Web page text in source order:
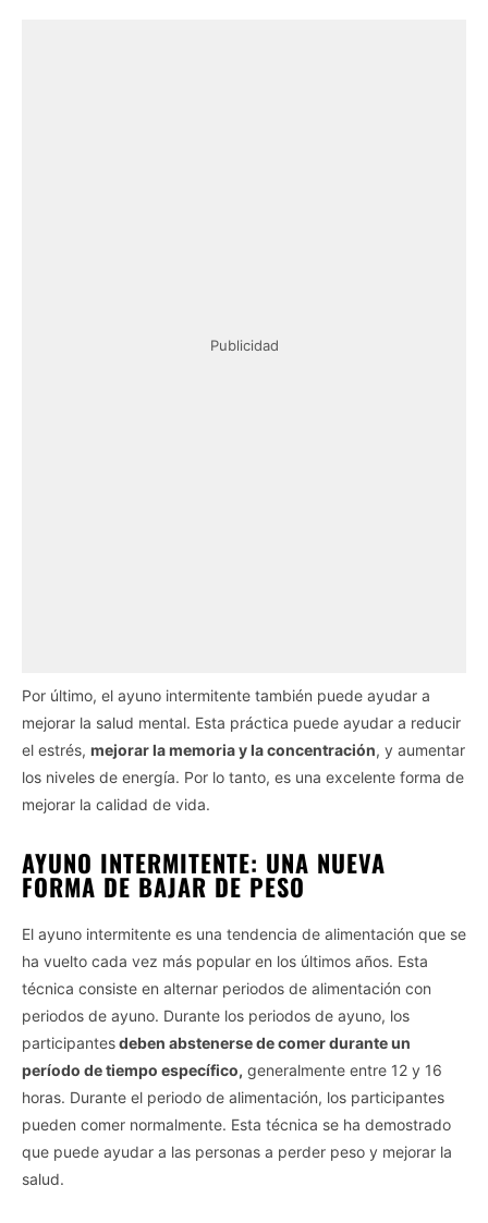
Publicidad
Por último, el ayuno intermitente también puede ayudar a
mejorar la salud mental. Esta práctica puede ayudar a reducir
el estrés, mejorar la memoria y la concentración, y aumentar
los niveles de energía. Por lo tanto, es una excelente forma de
mejorar la calidad de vida.
AYUNO INTERMITENTE: UNA NUEVA
FORMA DE BAJAR DE PESO
El ayuno intermitente es una tendencia de alimentación que se
ha vuelto cada vez más popular en los últimos años. Esta
técnica consiste en alternar periodos de alimentación con
periodos de ayuno. Durante los periodos de ayuno, los
participantesdeben abstenerse de comer durante un
período de tiempo específico, generalmente entre 12 y 16
horas. Durante el periodo de alimentación, los participantes
pueden comer normalmente. Esta técnica se ha demostrado
que puede ayudar a las personas a perder peso y mejorar la
salud.